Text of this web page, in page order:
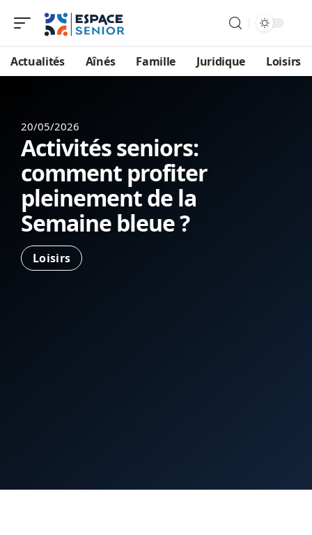
Actualités Aînés Famille Juridique Loisirs
20/05/2026
Activités seniors:
comment profiter
pleinement de la
Semaine bleue ?
Loisirs